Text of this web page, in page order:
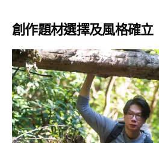
創作題材選擇及風格確立